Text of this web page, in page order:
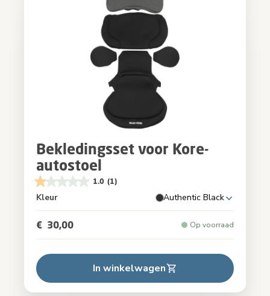
Bekledingsset voor Kore-
autostoel
1.0 (1)
Kleur Authentic Black
€ 30,00 Op voorraad
In winkelwagen